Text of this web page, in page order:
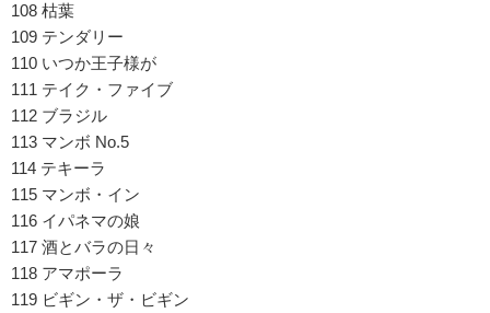
108 枯葉
109 テンダリー
110 いつか王子様が
111 テイク・ファイブ
112 ブラジル
113 マンボ No.5
114 テキーラ
115 マンボ・イン
116 イパネマの娘
117 酒とバラの日々
118 アマポーラ
119 ビギン・ザ・ビギン